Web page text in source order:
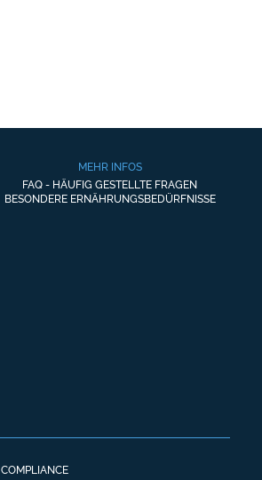
MEHR INFOS
FAQ - HÄUFIG GESTELLTE FRAGEN
BESONDERE ERNÄHRUNGSBEDÜRFNISSE
COMPLIANCE